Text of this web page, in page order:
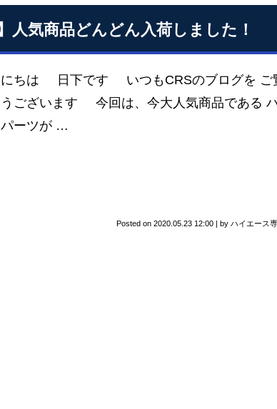
人気商品どんどん入荷しました！
にちは 日下です いつもCRSのブログを ご
ございます 今回は、今大人気商品である
パーツが …
Posted on 2020.05.23 12:00 | by ハイエース